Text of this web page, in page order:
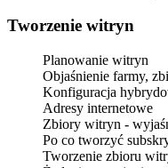
Tworzenie witryn
Planowanie witryn
Objaśnienie farmy,
Konfiguracja
Adresy internetowe
Zbiory witryn -
Po co tworzyć
Tworzenie zbioru